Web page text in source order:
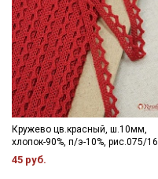
Кружево цв.красный, ш.10мм,
хлопок-90%, п/э-10%, рис.075/16
45 руб.